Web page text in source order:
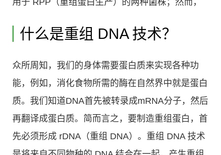
用于 RPP（重组蛋白生产）的两种菌株；然而，
什么是重组 DNA 技术？
众所周知，我们的身体需要蛋白质来实现各种功
能，例如，消化食物所需的酶在自然界中就是蛋白
质。我们知道DNA首先被转录成mRNA分子，然后
再翻译成蛋白质。简而言之，要制造重组蛋白，首
先必须形成 rDNA（重组 DNA）。重组 DNA 技术